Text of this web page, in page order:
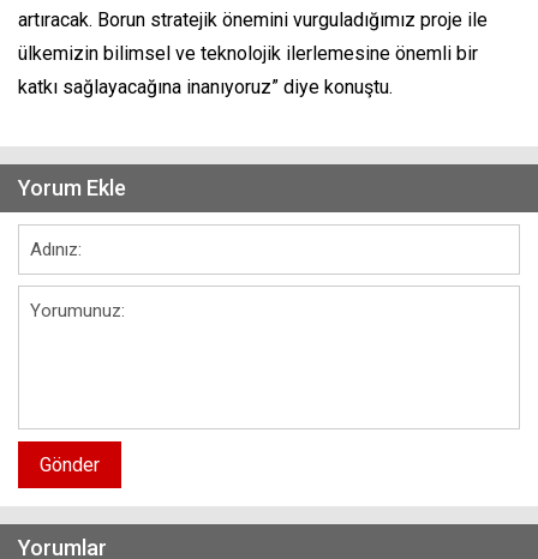
artıracak. Borun stratejik önemini vurguladığımız proje ile
ülkemizin bilimsel ve teknolojik ilerlemesine önemli bir
katkı sağlayacağına inanıyoruz” diye konuştu.
Yorum Ekle
Gönder
Yorumlar